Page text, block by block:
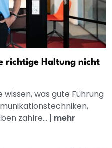
richtige Haltung nicht
was gute Führung
zahlre... | mehr